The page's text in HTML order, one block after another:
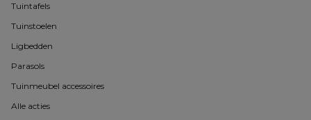
Tuintafels
Tuinstoelen
Ligbedden
Parasols
Tuinmeubel accessoires
Alle acties